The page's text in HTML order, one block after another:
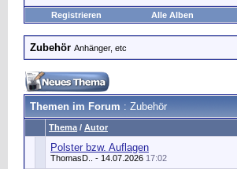
Registrieren Alle Alben
Zubehör Anhänger, etc
Themen im Forum : Zubehör
Thema / Autor
Polster bzw. Auflagen
ThomasD.. - 14.07.2026 17:02